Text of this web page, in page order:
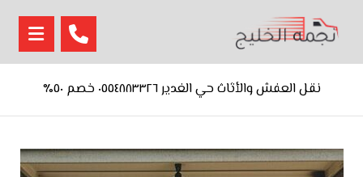
نقل العفش والأثاث حي الغدير ٠٥٥٤٨٨٣٣٢٦ خصم ٥٠٪